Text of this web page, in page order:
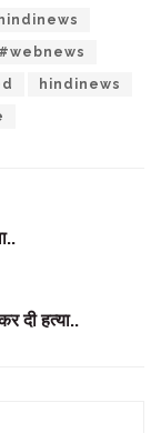
#webnews
hindinews
दी हत्या..